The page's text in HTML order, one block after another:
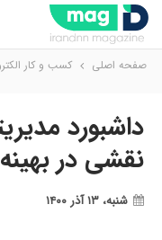
صفحه اصلی کسب و کار
داشبورد
نقشی در
شنبه، ۱۳ آذر ۱۴۰۰